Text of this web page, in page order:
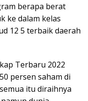
berapa berat
ke dalam kelas
12 5 terbaik daerah
Terbaru 2022
persen saham di
itu diraihnya